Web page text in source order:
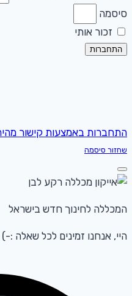
סיסמה
זכור אותי
התחברות
התחברות באמצעות קישור
שחזור סיסמה
המכללה לחינוך חדש בישראל
היי, אנחנו זמינים לכל שאלה :-)